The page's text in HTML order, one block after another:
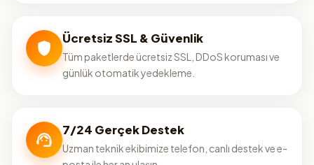
Ücretsiz SSL & Güvenlik
Tüm paketlerde ücretsiz SSL, DDoS koruması ve
günlük otomatik yedekleme.
7/24 Gerçek Destek
Uzman teknik ekibimize telefon, canlı destek ve e-